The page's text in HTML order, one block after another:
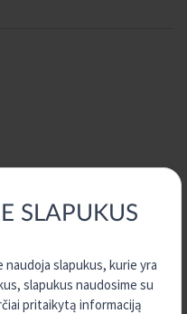
SLAPUKUS
slapukus, kurie yra
slapukus naudosime su
pritaikytą informaciją